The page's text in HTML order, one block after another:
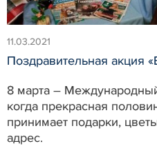
11.03.2021
Поздравительная акция
8 марта –
когда прекрасная
принимает подарки,
адрес.